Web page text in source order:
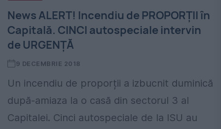
News ALERT! Incendiu de PROPORȚII în
Capitală. CINCI autospeciale intervin
de URGENȚĂ
9 DECEMBRIE 2018
Un incendiu de proporții a izbucnit duminică
după-amiaza la o casă din sectorul 3 al
Capitalei. Cinci autospeciale de la ISU au